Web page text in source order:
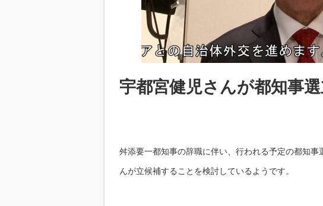
宇都宮健児さんが都知事
舛添要一都知事の辞職に伴い、行われる予定の都知
んが立候補することを検討しているようです。